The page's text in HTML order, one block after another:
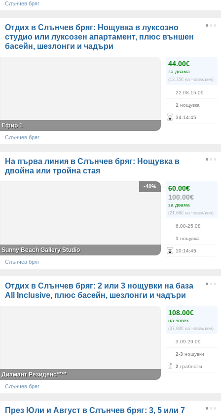
Слънчев бряг
Отдих в Слънчев бряг: Нощувка в луксозно
студио или луксозен апартамент, плюс външен
басейн, шезлонги и чадъри
44.00€
за двама
(12.75€ на човек/ден)
22.08-15.09
1 нощувка
34:14:45
Ефир 1
Слънчев бряг
На първа линия в Слънчев бряг: Нощувка в
двойна или тройна стая
60.00€
100.00€
за двама
(21.66€ на човек/ден)
6.08-25.08
1 нощувка
10:14:45
-40%
Sunny Beach Gallery Studio
Слънчев бряг
Отдих в Слънчев бряг: 2 или 3 нощувки на база
All Inclusive, плюс басейн, шезлонги и чадъри
108.00€
на човек
(37.00€ на човек/ден)
3.09-29.09
2-3 нощувки
2 грабнати
Диамант Резиденс****
Слънчев бряг
През Юли и Август в Слънчев бряг: 3, 5 или 7